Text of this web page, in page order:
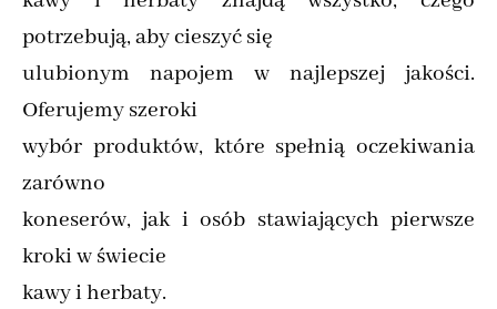
potrzebują, aby cieszyć się
ulubionym napojem w najlepszej jakości.
Oferujemy szeroki
wybór produktów, które spełnią oczekiwania
zarówno
koneserów, jak i osób stawiających pierwsze
kroki w świecie
kawy i herbaty.